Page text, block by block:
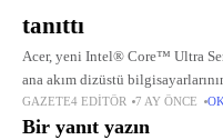
tanıttı
Acer, yeni Intel® Core™ Ultra
ana akım dizüstü
GAZETE4 EDITÖR 7 AY ÖNCE
Bir yanıt yazın